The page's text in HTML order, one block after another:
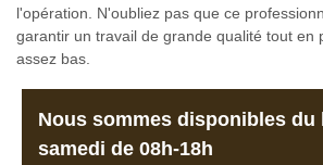
l'opération. N'oubliez pas que ce
garantir un travail de grande qualité tout en
assez bas.
Nous sommes disponibles du
samedi de 08h-18h